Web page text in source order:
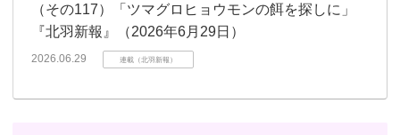
（その117）「ツマグロヒョウモンの餌を探しに」
『北羽新報』（2026年6月29日）
2026.06.29 連載（北羽新報）